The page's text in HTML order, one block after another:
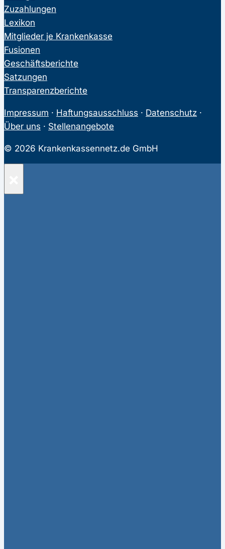
Zuzahlungen
Lexikon
Mitglieder je Krankenkasse
Fusionen
Geschäftsberichte
Satzungen
Transparenzberichte
Impressum · Haftungsausschluss · Datenschutz ·
Über uns · Stellenangebote
© 2026 Krankenkassennetz.de GmbH